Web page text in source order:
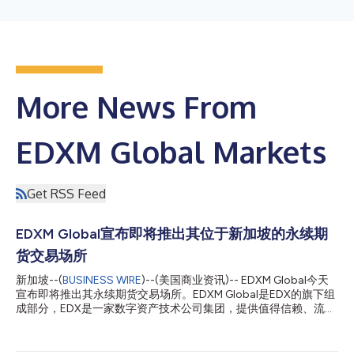
More News From
EDXM Global Markets
Get RSS Feed
EDXM Global宣布即将推出其位于新加坡的永续期
货交易场所
新加坡--(BUSINESS WIRE)--(美国商业资讯)-- EDXM Global今天
宣布即将推出其永续期货交易场所。EDXM Global是EDX的旗下组
成部分，EDX是一家数字资产技术公司集团，提供值得信赖、流动
以太币永续期货合约的安全、高效和低风险交易。其他主要加密货